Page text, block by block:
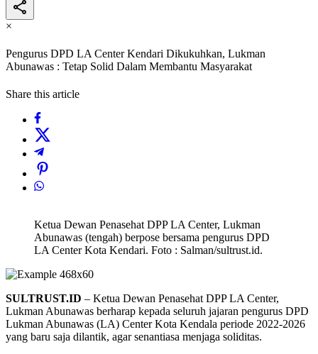
×
Pengurus DPD LA Center Kendari Dikukuhkan, Lukman
Abunawas : Tetap Solid Dalam Membantu Masyarakat
Share this article
Ketua Dewan Penasehat DPP LA Center, Lukman
Abunawas (tengah) berpose bersama pengurus DPD
LA Center Kota Kendari. Foto : Salman/sultrust.id.
SULTRUST.ID – Ketua Dewan Penasehat DPP LA Center,
Lukman Abunawas berharap kepada seluruh jajaran pengurus DPD
Lukman Abunawas (LA) Center Kota Kendala periode 2022-2026
yang baru saja dilantik, agar senantiasa menjaga soliditas.